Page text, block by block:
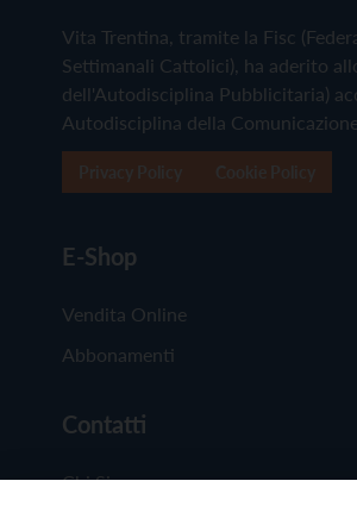
Vita Trentina, tramite la Fisc
Settimanali Cattolici), ha aderito
dell'Autodisciplina Pubblicitaria)
Autodisciplina della
E-Shop
Vendita Online
Abbonamenti
Contatti
Chi Siamo